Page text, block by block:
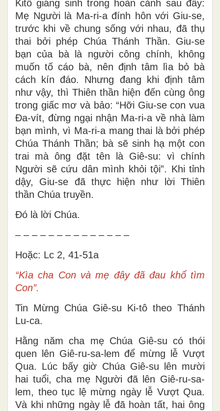
Kitô giáng sinh trong hoàn cảnh sau đây:
Mẹ Người là Ma-ri-a đính hôn với Giu-se,
trước khi về chung sống với nhau, đã thụ
thai bởi phép Chúa Thánh Thần. Giu-se
bạn của bà là người công chính, không
muốn tố cáo bà, nên định tâm lìa bỏ bà
cách kín đáo. Nhưng đang khi định tâm
như vậy, thì Thiên thần hiện đến cùng ông
trong giấc mơ và bảo: “Hỡi Giu-se con vua
Ða-vít, đừng ngại nhận Ma-ri-a về nhà làm
bạn mình, vì Ma-ri-a mang thai là bởi phép
Chúa Thánh Thần; bà sẽ sinh hạ một con
trai mà ông đặt tên là Giê-su: vì chính
Người sẽ cứu dân mình khỏi tội”. Khi tỉnh
dậy, Giu-se đã thực hiện như lời Thiên
thần Chúa truyền.
Ðó là lời Chúa.
– – – – – – – – – – – – – –
Hoặc: Lc 2, 41-51a
“Kìa cha Con và mẹ đây đã đau khổ tìm
Con”.
Tin Mừng Chúa Giê-su Ki-tô theo Thánh
Lu-ca.
Hằng năm cha mẹ Chúa Giê-su có thói
quen lên Giê-ru-sa-lem để mừng lễ Vượt
Qua. Lúc bấy giờ Chúa Giê-su lên mười
hai tuổi, cha mẹ Người đã lên Giê-ru-sa-
lem, theo tục lệ mừng ngày lễ Vượt Qua.
Và khi những ngày lễ đã hoàn tất, hai ông